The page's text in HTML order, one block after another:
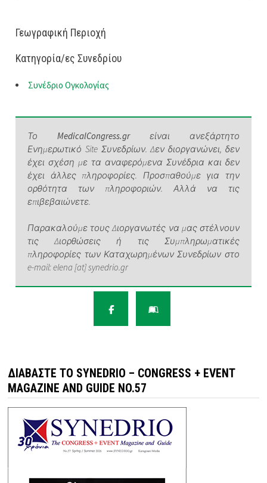
Γεωγραφική Περιοχή
Κατηγορία/ες Συνεδρίου
Συνέδριο Ογκολογίας
ΤοMedicalCongress.grείναι ανεξάρτητο
Ενημερωτικό Site Συνεδρίων. Δεν διοργανώνει, δεν
έχει σχέση με τα αναφερόμενα Συνέδρια και δεν
έχει άλλες πληροφορίες. Προσπαθούμε για την
ορθότητα των πληροφοριών. Αλλά να τις
επιβεβαιώνετε.
Παρακαλούμε τους Διοργανωτές να μας στέλνουν
τις Διορθώσεις ή τις Συμπληρωματικές
πληροφορίες των Καταχωρημένων Συνεδρίων στο
e-mail: elena [at] synedrio.gr
ΔΙΑΒΆΣΤΕ ΤΟ SYNEDRIO – CONGRESS + EVENT
MAGAZINE AND GUIDE NO.57